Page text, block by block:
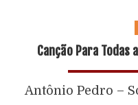
Canção Para Todas
Antônio Pedro –